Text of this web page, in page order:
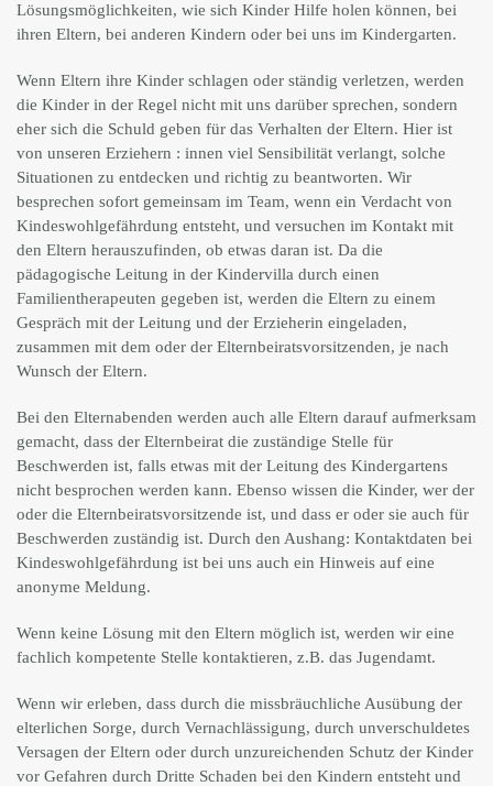
Lösungsmöglichkeiten, wie sich Kinder Hilfe holen können, bei
ihren Eltern, bei anderen Kindern oder bei uns im Kindergarten.
Wenn Eltern ihre Kinder schlagen oder ständig verletzen, werden
die Kinder in der Regel nicht mit uns darüber sprechen, sondern
eher sich die Schuld geben für das Verhalten der Eltern. Hier ist
von unseren Erziehern : innen viel Sensibilität verlangt, solche
Situationen zu entdecken und richtig zu beantworten. Wir
besprechen sofort gemeinsam im Team, wenn ein Verdacht von
Kindeswohlgefährdung entsteht, und versuchen im Kontakt mit
den Eltern herauszufinden, ob etwas daran ist. Da die
pädagogische Leitung in der Kindervilla durch einen
Familientherapeuten gegeben ist, werden die Eltern zu einem
Gespräch mit der Leitung und der Erzieherin eingeladen,
zusammen mit dem oder der Elternbeiratsvorsitzenden, je nach
Wunsch der Eltern.
Bei den Elternabenden werden auch alle Eltern darauf aufmerksam
gemacht, dass der Elternbeirat die zuständige Stelle für
Beschwerden ist, falls etwas mit der Leitung des Kindergartens
nicht besprochen werden kann. Ebenso wissen die Kinder, wer der
oder die Elternbeiratsvorsitzende ist, und dass er oder sie auch für
Beschwerden zuständig ist. Durch den Aushang: Kontaktdaten bei
Kindeswohlgefährdung ist bei uns auch ein Hinweis auf eine
anonyme Meldung.
Wenn keine Lösung mit den Eltern möglich ist, werden wir eine
fachlich kompetente Stelle kontaktieren, z.B. das Jugendamt.
Wenn wir erleben, dass durch die missbräuchliche Ausübung der
elterlichen Sorge, durch Vernachlässigung, durch unverschuldetes
Versagen der Eltern oder durch unzureichenden Schutz der Kinder
vor Gefahren durch Dritte Schaden bei den Kindern entsteht und